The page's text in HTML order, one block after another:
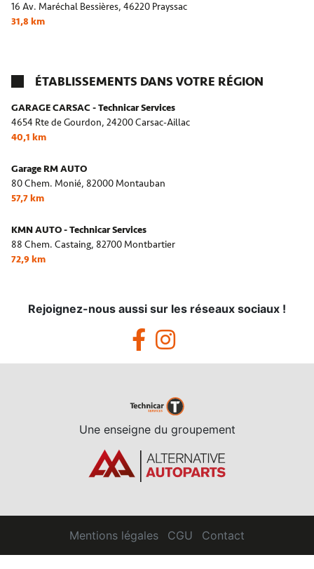
16 Av. Maréchal Bessières, 46220 Prayssac
31,8 km
ÉTABLISSEMENTS DANS VOTRE RÉGION
GARAGE CARSAC - Technicar Services
4654 Rte de Gourdon, 24200 Carsac-Aillac
40,1 km
Garage RM AUTO
80 Chem. Monié, 82000 Montauban
57,7 km
KMN AUTO - Technicar Services
88 Chem. Castaing, 82700 Montbartier
72,9 km
Rejoignez-nous aussi sur les réseaux sociaux !
Une enseigne du groupement
Mentions légales CGU Contact